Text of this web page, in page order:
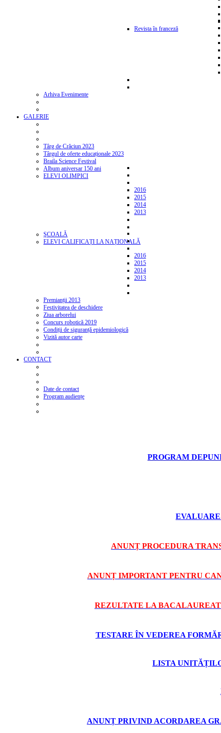
Revista în franceză
Arhiva Evenimente
GALERIE
Târg de Crăciun 2023
Târgul de oferte educaționale 2023
Braila Science Festival
Album aniversar 150 ani
ELEVI OLIMPICI
2016
2015
2014
2013
ŞCOALĂ
ELEVI CALIFICAȚI LA NAȚIONALĂ
2016
2015
2014
2013
Premianții 2013
Festivitatea de deschidere
Ziua arborelui
Concurs robotică 2019
Condiții de siguranță epidemiologică
Vizită autor carte
CONTACT
Date de contact
Program audiențe
PROGRAM
ANUNȚ PROCEDURA
ANUNȚ IMPORTANT PENTRU
REZULTATE LA
TESTARE ÎN VEDEREA
LISTA
ANUNȚ PRIVIND ACORDAREA